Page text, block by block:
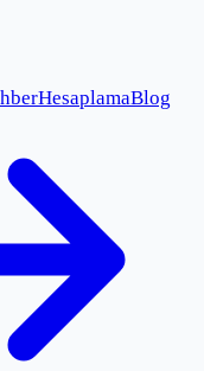
HesaplamaBlog